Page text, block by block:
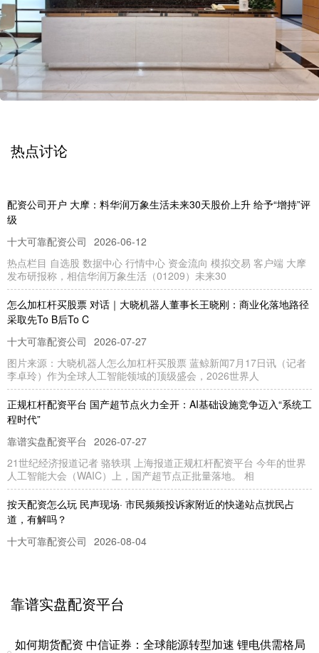
热点讨论
配资公司开户 大摩：料华润万象生活未来30天股价上升 给予“增持”评
级
十大可靠配资公司 2026-06-12
热点栏目 自选股 数据中心 行情中心 资金流向 模拟交易 客户端 大摩
发布研报称，相信华润万象生活（01209）未来30
怎么加杠杆买股票 对话｜大晓机器人董事长王晓刚：商业化落地路径
采取先To B后To C
十大可靠配资公司 2026-07-27
图片来源：大晓机器人怎么加杠杆买股票 蓝鲸新闻7月17日讯（记者
李卓玲）作为全球人工智能领域的顶级盛会，2026世界人
正规杠杆配资平台 国产超节点火力全开：AI基础设施竞争迈入“系统工
程时代”
靠谱实盘配资平台 2026-07-27
21世纪经济报道记者 骆轶琪 上海报道正规杠杆配资平台 今年的世界
人工智能大会（WAIC）上，国产超节点正批量落地。 相
按天配资怎么玩 民声现场· 市民频频投诉家附近的快递站点扰民占
道，有解吗？
十大可靠配资公司 2026-08-04
炒股配资网站约选配资 从长安到中安，看保险业风险出清问题所在
来源：保契炒股配资网站约选配资 防范化解金融风险，特别是防止发
靠谱实盘配资平台
如何期货配资 中信证券：全球能源转型加速 锂电供需格局